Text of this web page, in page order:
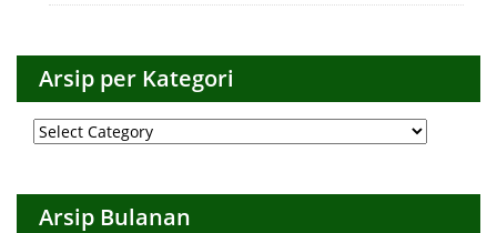
Arsip per Kategori
Arsip
per
Arsip Bulanan